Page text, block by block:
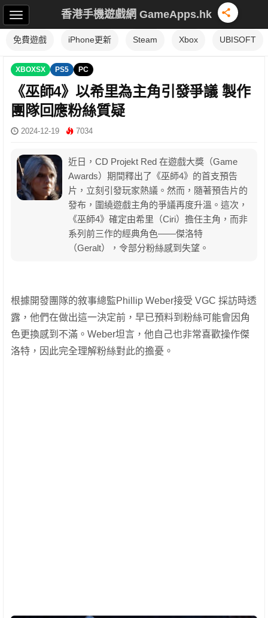
香港手機遊戲網 GameApps.hk
免費遊戲 iPhone更新 Steam Xbox UBISOFT
XBOXSX PS5 PC
《巫師4》以希里為主角引發爭議 製作
團隊回應粉絲質疑
2024-12-19 7034
近日，CD Projekt Red 在遊戲大獎（Game
Awards）期間釋出了《巫師4》的首支預告
片，立刻引發玩家熱議。然而，隨著預告片的
發布，圍繞遊戲主角的爭議再度升溫。這次，
《巫師4》確定由希里（Ciri）擔任主角，而非
系列前三作的經典角色——傑洛特
（Geralt），令部分粉絲感到失望。
根據開發團隊的敘事總監Phillip Weber接受 VGC 採訪時透
露，他們在做出這一決定前，早已預料到粉絲可能會因角
色更換感到不滿。Weber坦言，他自己也非常喜歡操作傑
洛特，因此完全理解粉絲對此的擔憂。